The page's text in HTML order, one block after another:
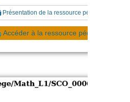
Présentation de la ressource pédagogique
Accéder à la ressource pédagogique